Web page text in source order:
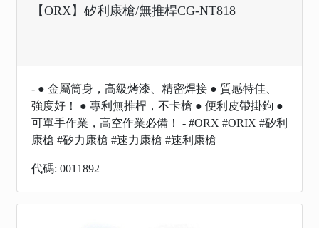
【ORX】矽利康槍/無推桿CG-NT818
- ● 金屬筒身，高級烤漆、精密焊接 ● 質感特佳、
強度好！ ● 專利無推桿，不卡槍 ● 便利皮帶掛鉤 ●
可單手作業，高空作業必備！ - #ORX #ORIX #矽利
康槍 #矽力康槍 #速力康槍 #速利康槍
代碼: 0011892